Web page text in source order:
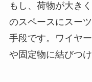
もし、荷物が大き
のスペースにスー
手段です。ワイヤ
や固定物に結びつ